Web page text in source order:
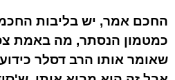
החכם אמר, יש בליבות
כמטמון הנסתר, מה באמת
שאומר אותו הרב דסלר